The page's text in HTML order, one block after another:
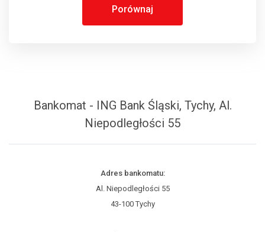
Porównaj
Bankomat - ING Bank Śląski, Tychy, Al.
Niepodległości 55
Adres bankomatu:
Al. Niepodległości 55
43-100 Tychy